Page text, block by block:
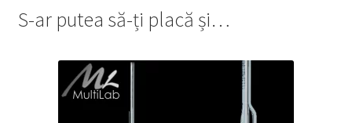
S-ar putea să-ți placă și…